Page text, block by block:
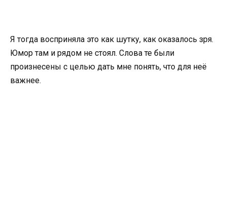
Я тогда восприняла это как шутку, как оказалось зря.
Юмор там и рядом не стоял. Слова те были
произнесены с целью дать мне понять, что для неё
важнее.